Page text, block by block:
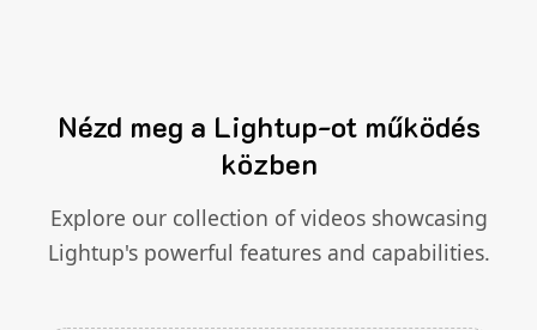
Nézd meg a Lightup-ot működés
közben
Explore our collection of videos showcasing
Lightup's powerful features and capabilities.